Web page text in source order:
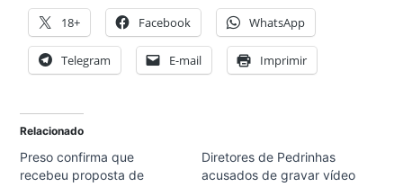
18+ Facebook WhatsApp
Telegram E-mail Imprimir
Relacionado
Preso confirma que
recebeu proposta de
Diretores de Pedrinhas
acusados de gravar vídeo